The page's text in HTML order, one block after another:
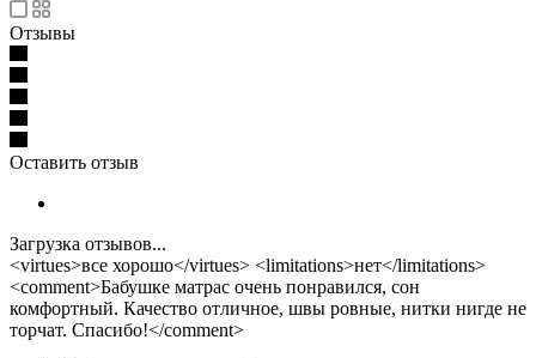
Отзывы
Оставить отзыв
Загрузка отзывов...
<virtues>все хорошо</virtues> <limitations>нет</limitations>
<comment>Бабушке матрас очень понравился, сон
комфортный. Качество отличное, швы ровные, нитки нигде не
торчат. Спасибо!</comment>